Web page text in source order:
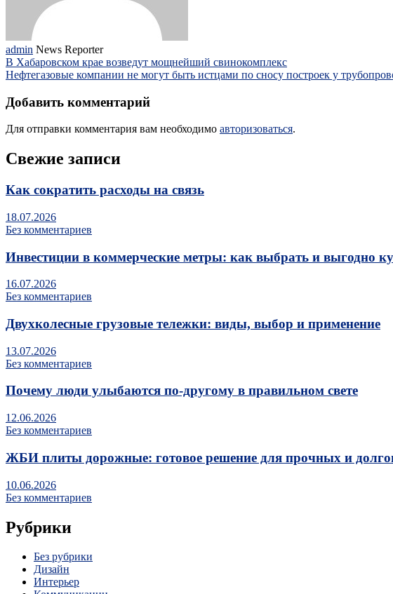
admin News Reporter
В Хабаровском крае возведут мощнейший свинокомплекс
Нефтегазовые компании не могут быть истцами по сносу построек у
Добавить комментарий
Для отправки комментария вам необходимо авторизоваться.
Свежие записи
Как сократить расходы на связь
18.07.2026
Без комментариев
Инвестиции в коммерческие метры: как выбрать и выгодно
16.07.2026
Без комментариев
Двухколесные грузовые тележки: виды, выбор и применение
13.07.2026
Без комментариев
Почему люди улыбаются по‑другому в правильном свете
12.06.2026
Без комментариев
ЖБИ плиты дорожные: готовое решение для прочных и
10.06.2026
Без комментариев
Рубрики
Без рубрики
Дизайн
Интерьер